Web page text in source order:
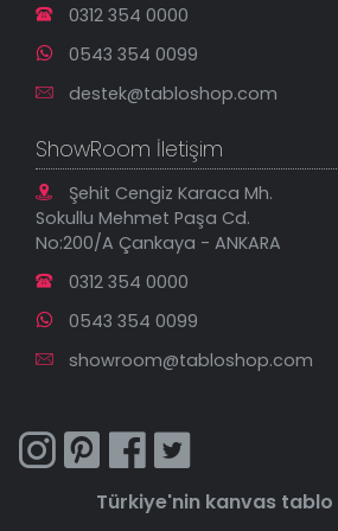
0312 354 0000
0543 354 0099
destek@tabloshop.com
ShowRoom İletişim
Şehit Cengiz Karaca Mh.
Sokullu Mehmet Paşa Cd.
No:200/A Çankaya - ANKARA
0312 354 0000
0543 354 0099
showroom@tabloshop.com
Türkiye'nin kanvas tablo